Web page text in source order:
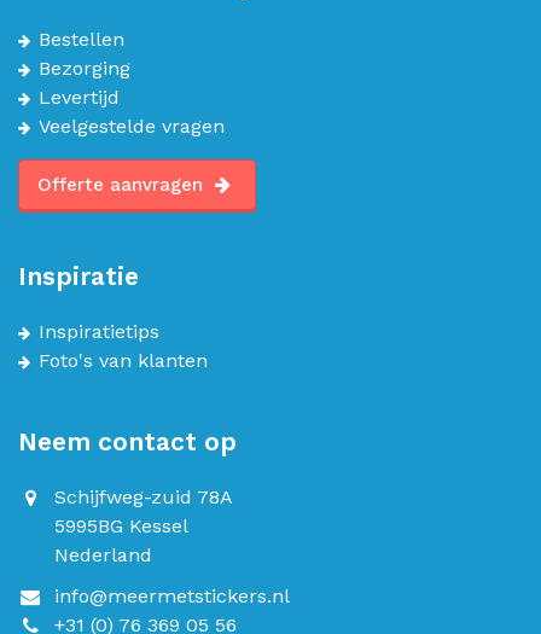
Bestellen
Bezorging
Levertijd
Veelgestelde vragen
Offerte aanvragen
Inspiratie
Inspiratietips
Foto's van klanten
Neem contact op
Schijfweg-zuid 78A
5995BG Kessel
Nederland
info@meermetstickers.nl
+31 (0) 76 369 05 56